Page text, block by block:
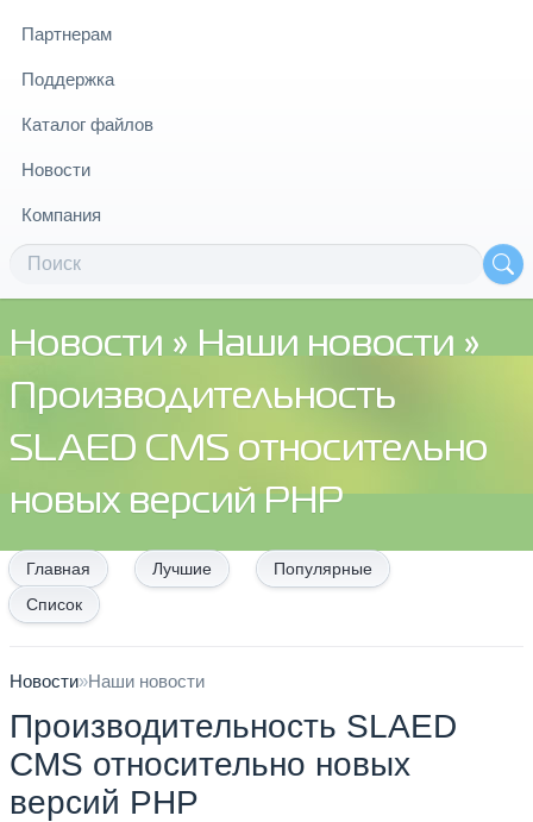
Партнерам
Поддержка
Каталог файлов
Новости
Компания
Новости » Наши новости »
Производительность
SLAED CMS относительно
новых версий PHP
Главная Лучшие
Популярные
Список
Новости»Наши новости
Производительность SLAED
CMS относительно новых
версий PHP